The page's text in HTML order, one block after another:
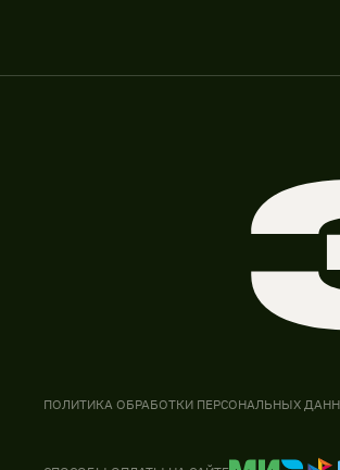
ПОЛИТИКА ОБРАБОТКИ ПЕРСОНАЛЬНЫХ